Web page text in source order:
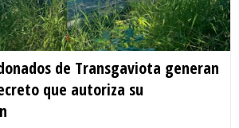
de Transgaviota generan
que autoriza su